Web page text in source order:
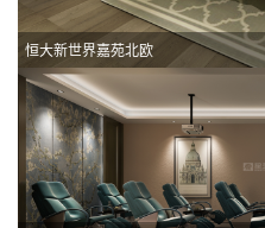
恒大新世界嘉苑北欧